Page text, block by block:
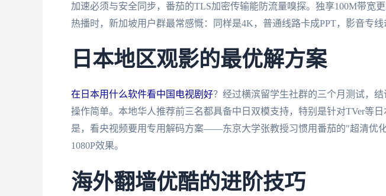
加速必须与安全同步，番茄的TLS加密传输能防流量嗅探。独享100M带宽
热播时，新加坡用户群最常感慨：同样是4K，普通线路卡成PPT，影音专线
日本地区观影的最优解方案
在日本用什么软件看中国电视剧好？经过横滨留学生社群的三个月测试，
操作简单。本地华人推荐前三名都具备中日双模支持，特别是针对TVer等
是，看央视频要用专用解码方案——东京大学张教授习惯用番茄的"超清优
1080P效果。
海外翻墙优酷的进阶技巧